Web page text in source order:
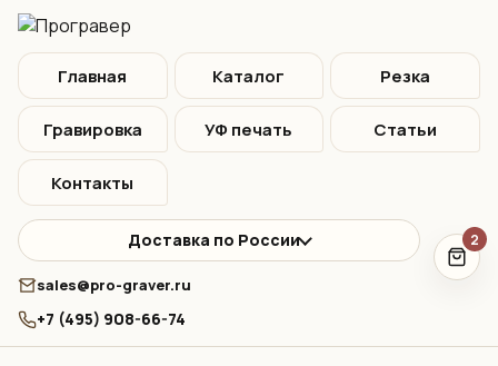
Главная Каталог Резка
Гравировка УФ печать Статьи
Контакты
Доставка по России
sales@pro-graver.ru
+7 (495) 908-66-74
2